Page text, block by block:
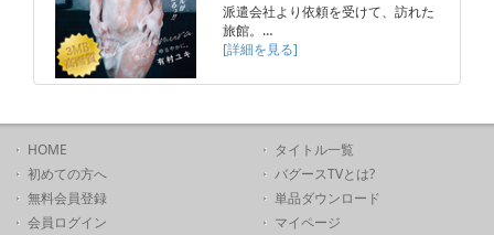
派遣会社より依頼を受けて、訪れた
旅館。…
[詳細を見る]
HOME
初めての方へ
無料会員登録
会員ログイン
タイトル一覧
バグースTVとは?
単品ダウンロード
マイページ